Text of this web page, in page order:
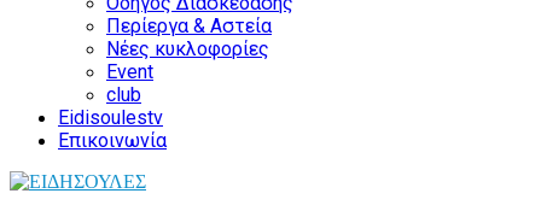
Περίεργα & Αστεία
Νέες κυκλοφορίες
Event
club
Eidisoulestv
Επικοινωνία